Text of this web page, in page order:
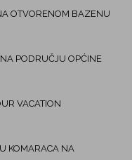
OTVORENOM BAZENU
PODRUČJU OPĆINE
VACATION
KOMARACA NA